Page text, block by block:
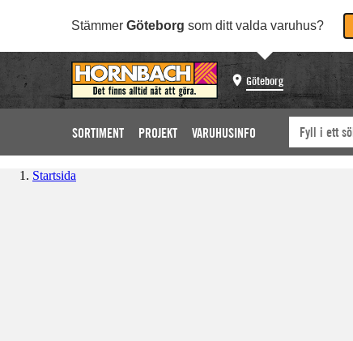
Stämmer Göteborg som ditt valda varuhus?
Göteborg
SORTIMENT PROJEKT VARUHUSINFO
Startsida